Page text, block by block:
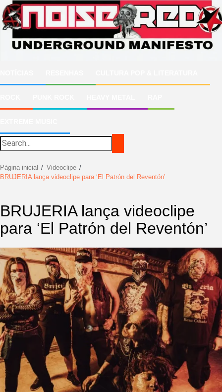
para
o
conteúdo
Página inicial
Videoclipe
BRUJERIA lança videoclipe para ‘El Patrón del Reventón’
BRUJERIA lança videoclipe
para ‘El Patrón del Reventón’